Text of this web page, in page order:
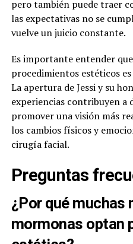
pero también puede traer
las expectativas no se
vuelve un juicio constante.
Es importante entender
procedimientos estéticos
La apertura de Jessi y su
experiencias contribuyen a
promover una visión más
los cambios físicos y
cirugía facial.
Preguntas
¿Por qué muchas
mormonas optan